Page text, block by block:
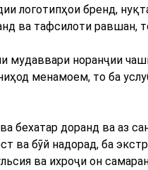
логотипҳои бренд,
ва тафсилоти равшан,
норанҷии
менамоем, то ба
бехатар доранд ва аз
ва бӯй надорад, ба
ва ихроҷи он